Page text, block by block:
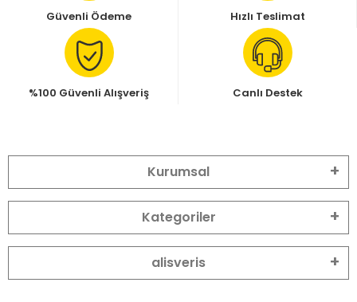
Güvenli Ödeme Hızlı Teslimat
%100 Güvenli Alışveriş Canlı Destek
Kurumsal
Kategoriler
alisveris